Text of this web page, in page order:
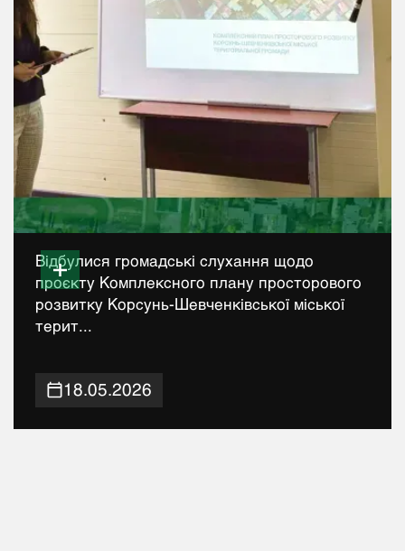
Відбулися громадські слухання щодо
проєкту Комплексного плану просторового
розвитку Корсунь-Шевченківської міської
терит...
18.05.2026